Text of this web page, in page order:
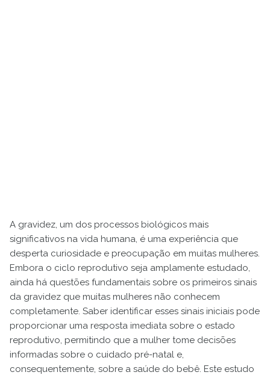
A gravidez, um dos processos biológicos mais
significativos na vida humana, é uma experiência que
desperta curiosidade e preocupação em muitas mulheres.
Embora o ciclo reprodutivo seja amplamente estudado,
ainda há questões fundamentais sobre os primeiros sinais
da gravidez que muitas mulheres não conhecem
completamente. Saber identificar esses sinais iniciais pode
proporcionar uma resposta imediata sobre o estado
reprodutivo, permitindo que a mulher tome decisões
informadas sobre o cuidado pré-natal e,
consequentemente, sobre a saúde do bebê. Este estudo